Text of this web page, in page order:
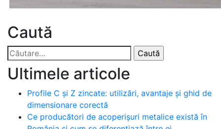
Caută
Caută
după:
Ultimele articole
Profile C și Z zincate: utilizări, avantaje și ghid de
dimensionare corectă
Ce producători de acoperișuri metalice există în